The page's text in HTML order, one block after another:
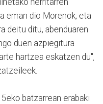
eman dio Morenok, eta
deitu ditu, abenduaren
duen azpiegitura
hartzea eskatzen du",
batzarrean erabaki